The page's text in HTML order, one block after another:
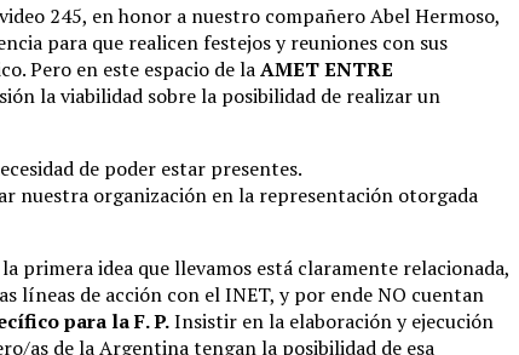
245, en honor a nuestro compañero Abel Hermoso,
para que realicen festejos y reuniones con sus
Pero en este espacio de laAMET ENTRE
la viabilidad sobre la posibilidad de realizar un
de poder estar presentes.
nuestra organización en la representación otorgada
primera idea que llevamos está claramente relacionada,
líneas de acción con el INET, y por ende NO cuentan
para la F. P.Insistir en la elaboración y ejecución
as de la Argentina tengan la posibilidad de esa